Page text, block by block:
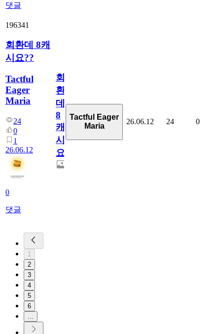
댓글
196341
회환데 8캐
시요??
Tactful
Eager
Maria
24
0
1
26.06.12
0
댓글
회
환
데
8
캐
시
요??
Tactful Eager
Maria
26.06.12 24 0
1
2
3
4
5
6